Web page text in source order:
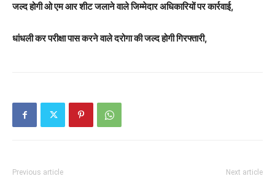
जल्द होगी ओ एम आर शीट जलाने वाले जिम्मेदार अधिकारियों पर कार्रवाई,
धांधली कर परीक्षा पास करने वाले दरोगा की जल्द होगी गिरफ्तारी,
Previous article Next article